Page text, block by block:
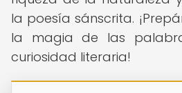
la poesía sánscrita.
la magia de las
curiosidad literaria!